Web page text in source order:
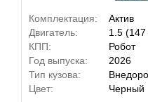
Комплектация:
Актив
Двигатель:
1.5 (147
КПП:
Робот
Год выпуска:
2026
Тип кузова:
Цвет:
Черный